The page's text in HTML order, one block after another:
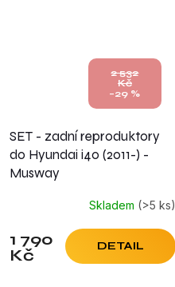
2 532
Kč
–29 %
SET - zadní reproduktory
do Hyundai i40 (2011-) -
Musway
Skladem (>5 ks)
1 790
Kč
DETAIL